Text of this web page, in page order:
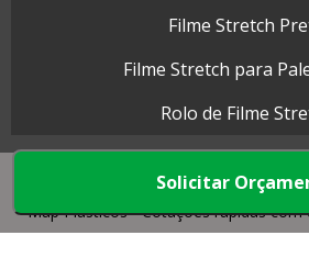
Solicitar
Filme Stretch
Filme Stretch para
Rolo de Filme
Map Plásticos - Cotações rápidas com